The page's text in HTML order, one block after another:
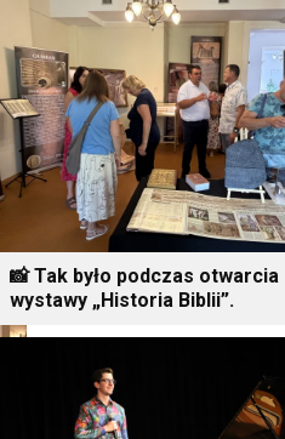
📸 Tak było podczas otwarcia
wystawy „Historia Biblii”.